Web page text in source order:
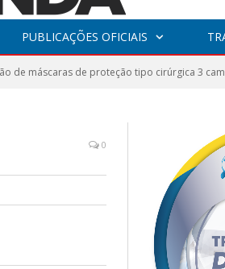
PUBLICAÇÕES OFICIAIS
de máscaras de proteção tipo cirúrgica 3
0